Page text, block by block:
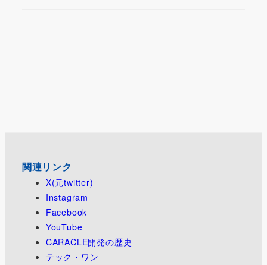
関連リンク
X(元twitter)
Instagram
Facebook
YouTube
CARACLE開発の歴史
テック・ワン